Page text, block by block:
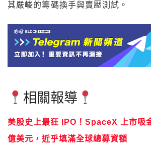
其嚴峻的籌碼換手與賣壓測試。
相關報導
美股史上最狂 IPO！SpaceX 上市吸
億美元，近乎填滿全球總募資額